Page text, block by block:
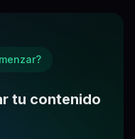
tu contenido